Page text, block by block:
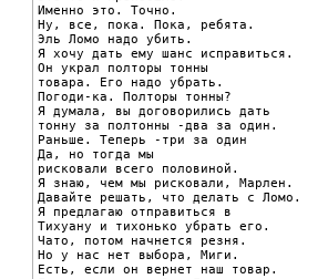
Именно это. Точно.
Ну, все, пока. Пока, ребята.
Эль Ломо надо убить.
Я хочу дать ему шанс исправиться.
Он украл полторы тонны
товара. Его надо убрать.
Погоди-ка. Полторы тонны?
Я думала, вы договорились дать
тонну за полтонны -два за один.
Раньше. Теперь -три за один
Да, но тогда мы
рисковали всего половиной.
Я знаю, чем мы рисковали, Марлен.
Давайте решать, что делать с Ломо.
Я предлагаю отправиться в
Тихуану и тихонько убрать его.
Чато, потом начнется резня.
Но у нас нет выбора, Миги.
Есть, если он вернет наш товар.